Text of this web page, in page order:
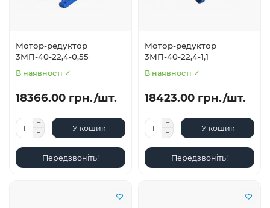
Мотор-редуктор
3МП-40-22,4-0,55
В наявності ✓
18366.00 грн./шт.
У кошик
Передзвоніть!
Мотор-редуктор
3МП-40-22,4-1,1
В наявності ✓
18423.00 грн./шт.
У кошик
Передзвоніть!